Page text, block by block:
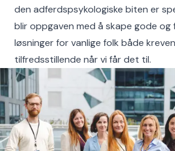
den adferdspsykologiske biten er
blir oppgaven med å skape gode og
løsninger for vanlige folk både
tilfredsstillende når vi får det til.